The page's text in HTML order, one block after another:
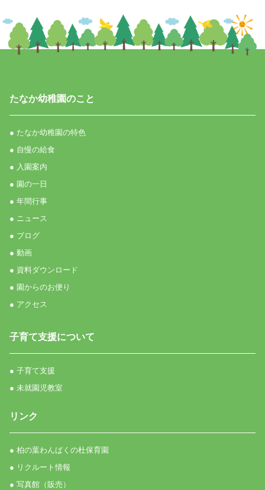
たなか幼稚園のこと
● たなか幼稚園の特色
● 自慢の給食
● 入園案内
● 園の一日
● 年間行事
● ニュース
● ブログ
● 動画
● 資料ダウンロード
● 園からのお便り
● アクセス
子育て支援について
● 子育て支援
● 未就園児教室
リンク
● 柏の葉わんぱくの杜保育園
● リクルート情報
● 写真館（販売）